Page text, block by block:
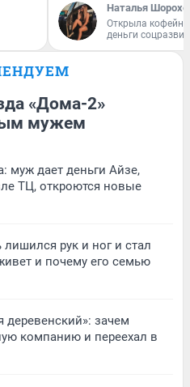
Наталья
Открыла
деньги
«Дома-2»
мужем
муж дает деньги Айзе,
ТЦ, откроются новые
рук и ног и стал
и почему его семью
деревенский»: зачем
компанию и переехал в